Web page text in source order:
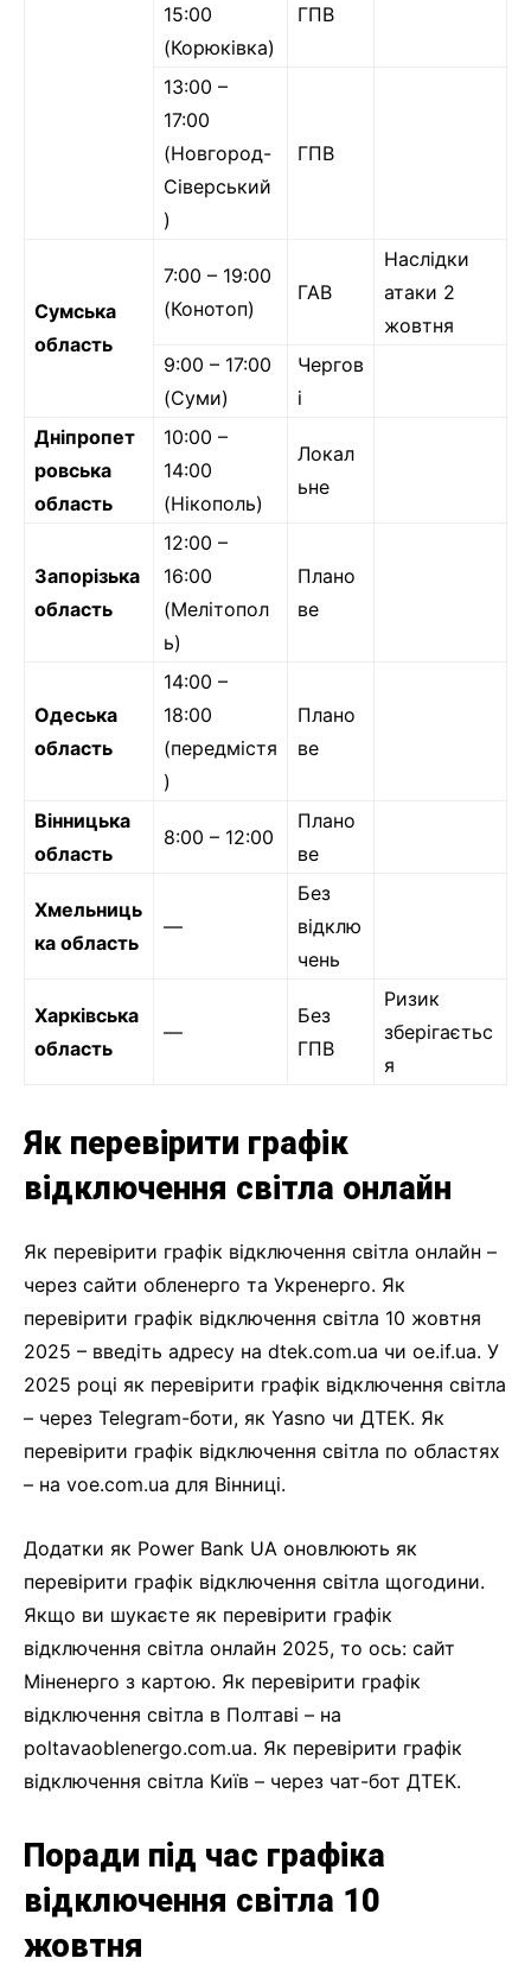
15:00
(Корюківка)
ГПВ
13:00 –
17:00
(Новгород-
Сіверський
)
ГПВ
Сумська
область
7:00 – 19:00
(Конотоп)
ГАВ
Наслідки
атаки 2
жовтня
9:00 – 17:00
(Суми)
Чергов
і
Дніпропет
ровська
область
10:00 –
14:00
(Нікополь)
Локал
ьне
Запорізька
область
12:00 –
16:00
(Мелітопол
ь)
Плано
ве
Одеська
область
14:00 –
18:00
(передмістя
)
Плано
ве
Вінницька
область
8:00 – 12:00
Плано
ве
Хмельниць
ка область
—
Без
відклю
чень
Харківська
область
—
Без
ГПВ
Ризик
зберігаєтьс
я
Як перевірити графік
відключення світла онлайн
Як перевірити графік відключення світла онлайн –
через сайти обленерго та Укренерго. Як
перевірити графік відключення світла 10 жовтня
2025 – введіть адресу на dtek.com.ua чи oe.if.ua. У
2025 році як перевірити графік відключення світла
– через Telegram-боти, як Yasno чи ДТЕК. Як
перевірити графік відключення світла по областях
– на voe.com.ua для Вінниці.
Додатки як Power Bank UA оновлюють як
перевірити графік відключення світла щогодини.
Якщо ви шукаєте як перевірити графік
відключення світла онлайн 2025, то ось: сайт
Міненерго з картою. Як перевірити графік
відключення світла в Полтаві – на
poltavaoblenergo.com.ua. Як перевірити графік
відключення світла Київ – через чат-бот ДТЕК.
Поради під час графіка
відключення світла 10
жовтня